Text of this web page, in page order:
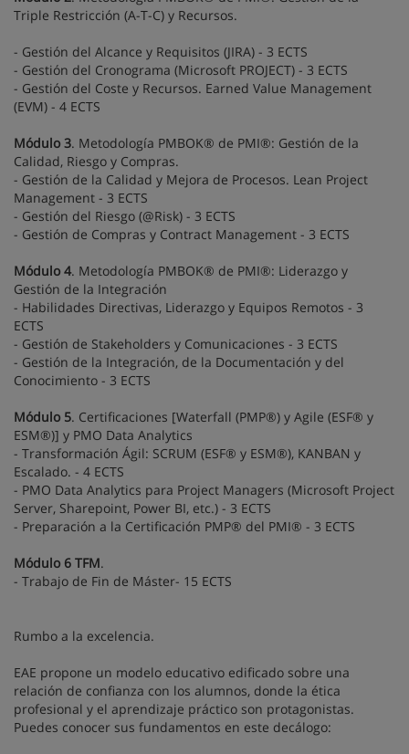
Triple Restricción (A-T-C) y Recursos.
- Gestión del Alcance y Requisitos (JIRA) - 3 ECTS
- Gestión del Cronograma (Microsoft PROJECT) - 3 ECTS
- Gestión del Coste y Recursos. Earned Value Management
(EVM) - 4 ECTS
Módulo 3. Metodología PMBOK® de PMI®: Gestión de la
Calidad, Riesgo y Compras.
- Gestión de la Calidad y Mejora de Procesos. Lean Project
Management - 3 ECTS
- Gestión del Riesgo (@Risk) - 3 ECTS
- Gestión de Compras y Contract Management - 3 ECTS
Módulo 4. Metodología PMBOK® de PMI®: Liderazgo y
Gestión de la Integración
- Habilidades Directivas, Liderazgo y Equipos Remotos - 3
ECTS
- Gestión de Stakeholders y Comunicaciones - 3 ECTS
- Gestión de la Integración, de la Documentación y del
Conocimiento - 3 ECTS
Módulo 5. Certificaciones [Waterfall (PMP®) y Agile (ESF® y
ESM®)] y PMO Data Analytics
- Transformación Ágil: SCRUM (ESF® y ESM®), KANBAN y
Escalado. - 4 ECTS
- PMO Data Analytics para Project Managers (Microsoft Project
Server, Sharepoint, Power BI, etc.) - 3 ECTS
- Preparación a la Certificación PMP® del PMI® - 3 ECTS
Módulo 6 TFM.
- Trabajo de Fin de Máster- 15 ECTS
Rumbo a la excelencia.
EAE propone un modelo educativo edificado sobre una
relación de confianza con los alumnos, donde la ética
profesional y el aprendizaje práctico son protagonistas.
Puedes conocer sus fundamentos en este decálogo: